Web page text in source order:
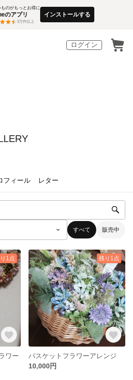
ものがもっとお得に
のアプリ
3万件以上
インストールする
ログイン
フィール レター
すべて 販売中
1点
ワー
残り1点
バスケットフラワーアレンジ
10,000円